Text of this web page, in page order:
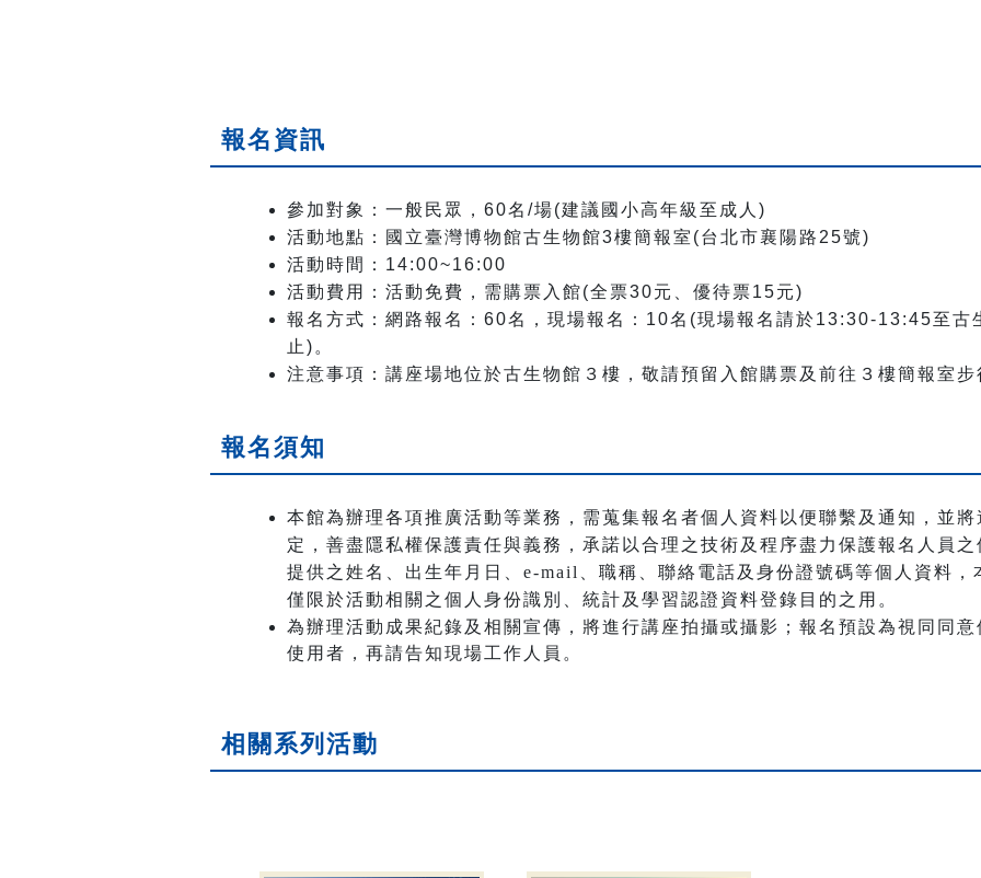
報名資訊
參加對象：一般民眾， 60名 /場(建議國小高年級至成人)
活動地點：國立臺灣博物館古生物館3樓簡報室 (台北市襄陽路25號)
活動時間： 14:00~16:00
活動費用：活動免費，需購票入館(全票30元、優待票15元)
報名方式：網路報名： 60名，現場報名：10名(現場報名請於13:30-13:45至古
止)。
注意事項：講座場地位於古生物館３樓，敬請預留入館購票及前往３樓簡報室
報名須知
本館為辦理各項推廣活動等業務，需蒐集報名者個人資料以便聯繫及通知，並
定，善盡隱私權保護責任與義務，承諾以合理之技術及程序盡力保護報名人員
提供之姓名、出生年月日、e-mail、職稱、聯絡電話及身份證號碼等個人資料
僅限於活動相關之個人身份識別、統計及學習認證資料登錄目的之用。
為辦理活動成果紀錄及相關宣傳，將進行講座拍攝或攝影；報名預設為視同同
使用者，再請告知現場工作人員。
相關系列活動